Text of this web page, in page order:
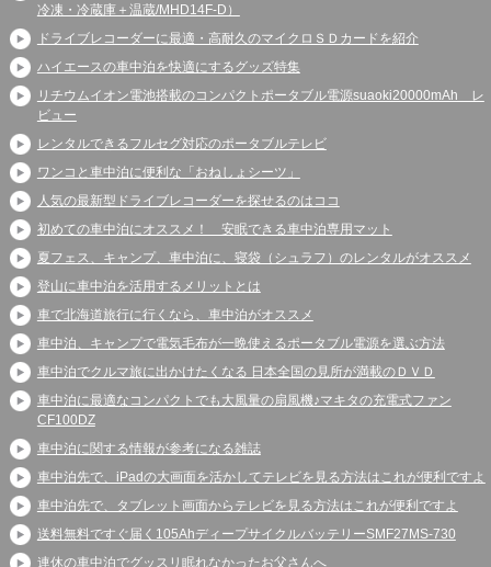
冷凍・冷蔵庫＋温蔵/MHD14F-D）
ドライブレコーダーに最適・高耐久のマイクロＳＤカードを紹介
ハイエースの車中泊を快適にするグッズ特集
リチウムイオン電池搭載のコンパクトポータブル電源suaoki20000mAh レ
ビュー
レンタルできるフルセグ対応のポータブルテレビ
ワンコと車中泊に便利な「おねしょシーツ」
人気の最新型ドライブレコーダーを探せるのはココ
初めての車中泊にオススメ！ 安眠できる車中泊専用マット
夏フェス、キャンプ、車中泊に、寝袋（シュラフ）のレンタルがオススメ
登山に車中泊を活用するメリットとは
車で北海道旅行に行くなら、車中泊がオススメ
車中泊、キャンプで電気毛布が一晩使えるポータブル電源を選ぶ方法
車中泊でクルマ旅に出かけたくなる 日本全国の見所が満載のＤＶＤ
車中泊に最適なコンパクトでも大風量の扇風機♪マキタの充電式ファン
CF100DZ
車中泊に関する情報が参考になる雑誌
車中泊先で、iPadの大画面を活かしてテレビを見る方法はこれが便利ですよ
車中泊先で、タブレット画面からテレビを見る方法はこれが便利ですよ
送料無料ですぐ届く105AhディープサイクルバッテリーSMF27MS-730
連休の車中泊でグッスリ眠れなかったお父さんへ